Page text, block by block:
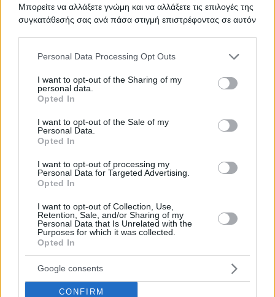
Μπορείτε να αλλάξετε γνώμη και να αλλάξετε τις επιλογές της
συγκατάθεσής σας ανά πάσα στιγμή επιστρέφοντας σε αυτόν
Please note that this website/app uses one or more Google
not limited to your visit or usage behaviour. You may click to
grant or deny consent to Google and its third-party tags to
use your data for below specified purposes in below Google
consent section.
Personal Data Processing Opt Outs
I want to opt-out of the Sharing of my
personal data.
Opted In
I want to opt-out of the Sale of my
Personal Data.
Opted In
I want to opt-out of processing my
Personal Data for Targeted Advertising.
Opted In
I want to opt-out of Collection, Use,
Retention, Sale, and/or Sharing of my
Personal Data that Is Unrelated with the
Purposes for which it was collected.
Opted In
Google consents
CONFIRM
Προμήθεια μίας συσκευής
χειρουργικού Laser
12/08/2026
0 €
Μίσθωση υπαίθριου χώρου
12/08/2026
Λειτουργία και συντήρηση
Λυμάτων π. Δήμου
Αμαρύνθου.
533696 €
ΤΡΟΦΟΔΟΣΙΑ ΜΕ ΕΤΟΙΜΑ
ΓΕΥΜΑΤΑ - CATERING
12/08/2026
4035196,33 €
1 2 3 4 5 6 7
Κάντε Εγγραφή για να:
Λαμβάνετε καθημερινά email με τους διαγωνισμούς
στις κατηγορίες της επιλογής σας.